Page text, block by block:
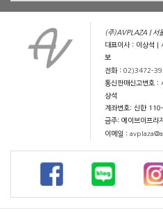
(주)AVPLAZA | 서
대표이사 : 이상석
보
전화 :02)3472-
통신판매신고번호 :
상석
계좌번호: 신한
금주: 에이브이프라
이메일 :